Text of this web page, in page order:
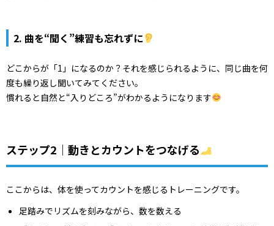
2. 曲を“聞く”練習も忘れずに
どこからが「1」になるのか？それを感じられるように、同じ曲を何
度も繰り返し聞いてみてください。
慣れると自然と“入りどころ”がわかるようになります
ステップ2｜動きとカウントをつなげる
ここからは、体を使ってカウントを感じるトレーニングです。
足踏みでリズムを刻みながら、数を数える